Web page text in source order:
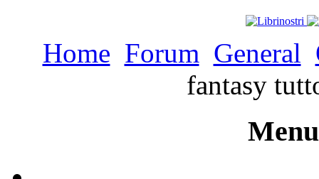
Home Forum General
fantasy